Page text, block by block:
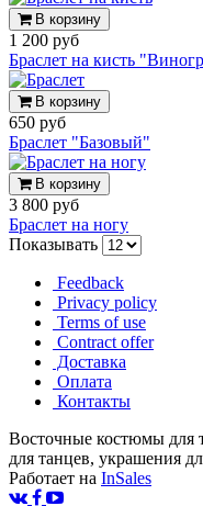
В корзину
1 200 руб
Браслет на кисть
В корзину
650 руб
Браслет "Базовый"
В корзину
3 800 руб
Браслет на ногу
Показывать
Feedback
Privacy policy
Terms of use
Contract offer
Доставка
Оплата
Контакты
Восточные костюмы для
для танцев, украшения
Работает на InSales